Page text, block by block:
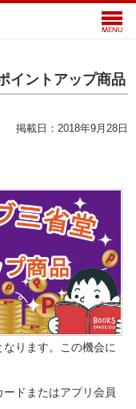
イントアップ商品
掲載日：2018年9月28日
ります。この機会に
ドまたはアプリ会員